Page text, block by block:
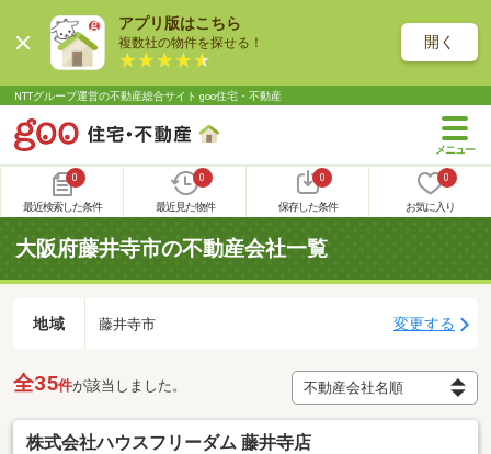
アプリ版はこちら
複数社の物件を探せる！ 開く
NTTグループ運営の不動産総合サイト goo住宅・不動産
0
最近検索した条件
0
最近見た物件
0
保存した条件
0
お気に入り
大阪府藤井寺市の不動産会社一覧
地域 藤井寺市 変更する
全35件が該当しました。
株式会社ハウスフリーダム 藤井寺店